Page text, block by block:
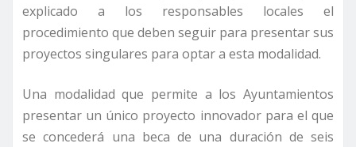
explicado a los responsables locales el
procedimiento que deben seguir para presentar sus
proyectos singulares para optar a esta modalidad.
Una modalidad que permite a los Ayuntamientos
presentar un único proyecto innovador para el que
se concederá una beca de una duración de seis